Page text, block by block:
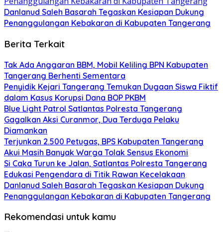
Danlanud Saleh Basarah Tegaskan Kesiapan Dukung
Penanggulangan Kebakaran di Kabupaten Tangerang
Berita Terkait
Tak Ada Anggaran BBM, Mobil Keliling BPN Kabupaten
Tangerang Berhenti Sementara
Penyidik Kejari Tangerang Temukan Dugaan Siswa Fiktif
dalam Kasus Korupsi Dana BOP PKBM
Blue Light Patrol Satlantas Polresta Tangerang
Gagalkan Aksi Curanmor, Dua Terduga Pelaku
Diamankan
Terjunkan 2.500 Petugas, BPS Kabupaten Tangerang
Akui Masih Banyak Warga Tolak Sensus Ekonomi
Si Caka Turun ke Jalan, Satlantas Polresta Tangerang
Edukasi Pengendara di Titik Rawan Kecelakaan
Danlanud Saleh Basarah Tegaskan Kesiapan Dukung
Penanggulangan Kebakaran di Kabupaten Tangerang
Rekomendasi untuk kamu